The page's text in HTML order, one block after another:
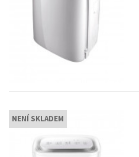
NENÍ SKLADEM